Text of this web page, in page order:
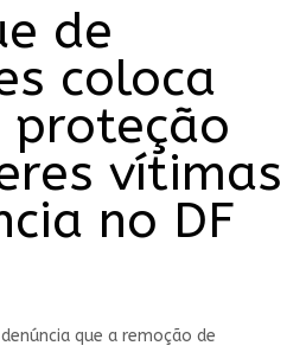
de
coloca
proteção
vítimas
no DF
que a remoção de